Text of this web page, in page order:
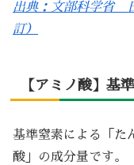
出典：文部科学省
訂）
【アミノ酸】基
基準窒素による「た
酸」の成分量です。